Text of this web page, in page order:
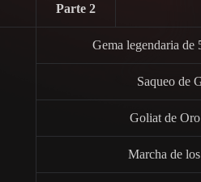
Parte 2
Gema legendaria de
Saqueo de
Goliat de
Marcha de